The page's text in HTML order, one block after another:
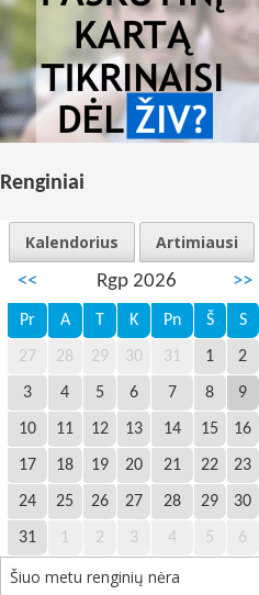
Renginiai
Kalendorius
Artimiausi
<<
Rgp 2026 >>
Pr A T K Pn Š S
27 28 29 30 31 1 2
3 4 5 6 7 8 9
10 11 12 13 14 15 16
17 18 19 20 21 22 23
24 25 26 27 28 29 30
31 1 2 3 4 5 6
Šiuo metu renginių nėra